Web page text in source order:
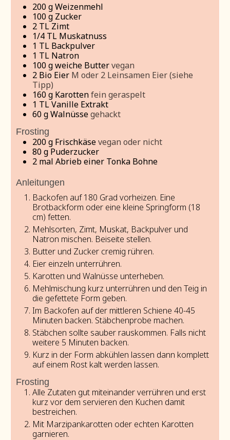
200gWeizenmehl
100g Zucker
2 TL Zimt
1/4 TL Muskatnuss
1 TL Backpulver
1 TL Natron
100gweiche Buttervegan
2 Bio Eier M oder 2 Leinsamen Eier (siehe
Tipp)
160g Karottenfein geraspelt
1 TLVanille Extrakt
60gWalnüssegehackt
Frosting
200g Frischkäsevegan oder nicht
80g Puderzucker
2 mal Abrieb einer Tonka Bohne
Anleitungen
Backofen auf 180 Grad vorheizen. Eine
Brotbackform oder eine kleine Springform (18
cm) fetten.
Mehlsorten, Zimt, Muskat, Backpulver und
Natron mischen. Beiseite stellen.
Butter und Zucker cremig rühren.
Eier einzeln unterrühren.
Karotten und Walnüsse unterheben.
Mehlmischung kurz unterrühren und den Teig in
die gefettete Form geben.
Im Backofen auf der mittleren Schiene 40-45
Minuten backen. Stäbchenprobe machen.
Stäbchen sollte sauber rauskommen. Falls nicht
weitere 5 Minuten backen.
Kurz in der Form abkühlen lassen dann komplett
auf einem Rost kalt werden lassen.
Frosting
Alle Zutaten gut miteinander verrühren und erst
kurz vor dem servieren den Kuchen damit
bestreichen.
Mit Marzipankarotten oder echten Karotten
garnieren.